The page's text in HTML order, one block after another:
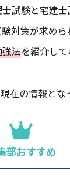
試験と宅建
対策が求めら
法を紹介し
の情報とな
部おすすめ